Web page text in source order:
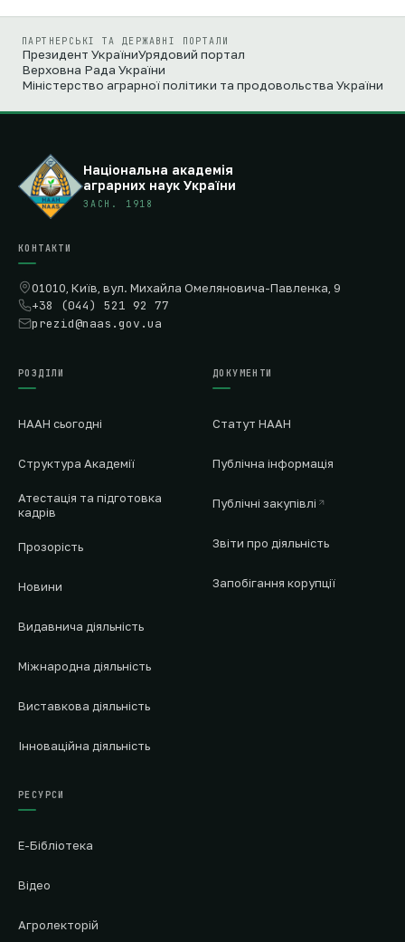
ПАРТНЕРСЬКІ ТА ДЕРЖАВНІ ПОРТАЛИ
Президент УкраїниУрядовий портал
Верховна Рада України
Міністерство аграрної політики та продовольства України
Національна академія
аграрних наук України
ЗАСН. 1918
КОНТАКТИ
01010, Київ, вул. Михайла Омеляновича-Павленка, 9
+38 (044) 521 92 77
prezid@naas.gov.ua
РОЗДІЛИ
НААН сьогодні
Структура Академії
Атестація та підготовка
кадрів
Прозорість
Новини
Видавнича діяльність
Міжнародна діяльність
Виставкова діяльність
Інноваційна діяльність
ДОКУМЕНТИ
Статут НААН
Публічна інформація
Публічні закупівлі
Звіти про діяльність
Запобігання корупції
РЕСУРСИ
Е-Бібліотека
Відео
Агролекторій